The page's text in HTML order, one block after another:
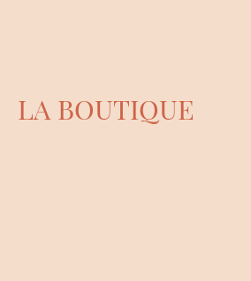
LA BOUTIQUE